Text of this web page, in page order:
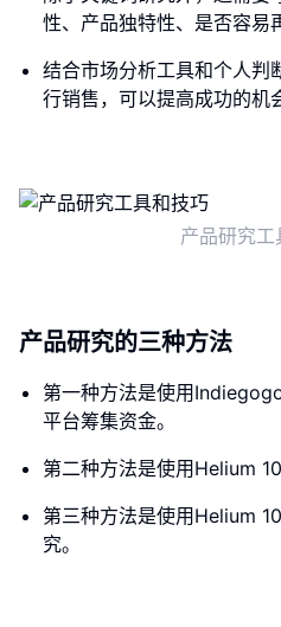
性、产品独特性、是否容易
结合市场分析工具和个人判
行销售，可以提高成功的机
产品研究
产品研究的三种方法
第一种方法是使用
平台筹集资金。
第二种方法是使用Helium
第三种方法是使用Helium
究。